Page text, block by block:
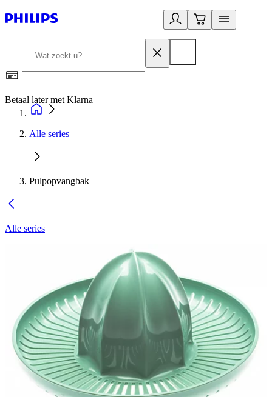
Betaal later met Klarna
Alle series
Pulpopvangbak
Alle series